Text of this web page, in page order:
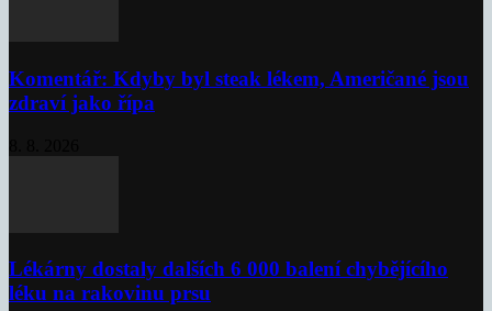
Komentář: Kdyby byl steak lékem, Američané jsou
zdraví jako řípa
Lékárny dostaly dalších 6 000 balení chybějícího
léku na rakovinu prsu